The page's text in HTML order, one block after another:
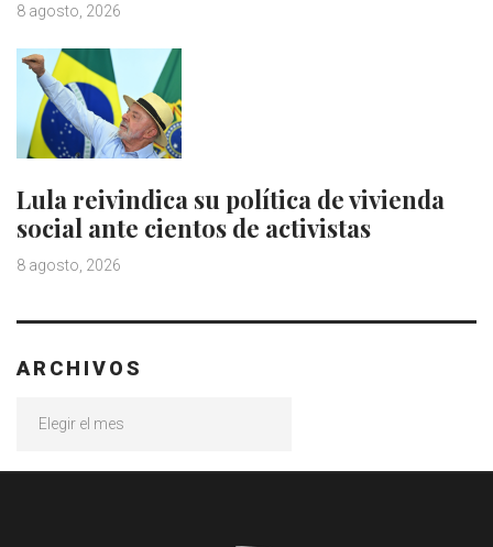
8 agosto, 2026
Lula reivindica su política de vivienda
social ante cientos de activistas
8 agosto, 2026
ARCHIVOS